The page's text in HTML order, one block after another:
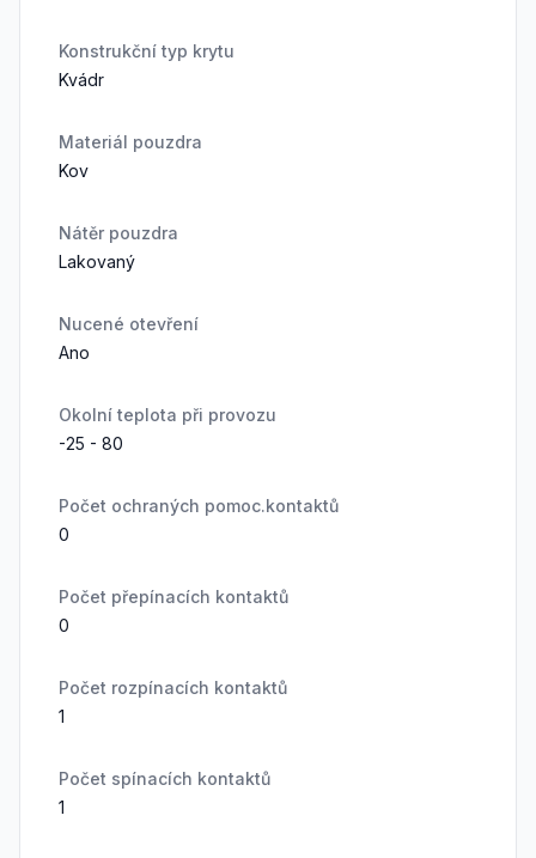
Konstrukční typ krytu
Kvádr
Materiál pouzdra
Kov
Nátěr pouzdra
Lakovaný
Nucené otevření
Ano
Okolní teplota při provozu
-25 - 80
Počet ochraných pomoc.kontaktů
0
Počet přepínacích kontaktů
0
Počet rozpínacích kontaktů
1
Počet spínacích kontaktů
1